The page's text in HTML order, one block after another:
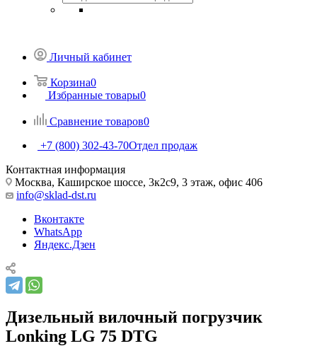
Личный кабинет
Корзина0
Избранные товары0
Сравнение товаров0
+7 (800) 302-43-70Отдел продаж
Контактная информация
Москва, Каширское шоссе, 3к2с9, 3 этаж, офис 406
info@sklad-dst.ru
Вконтакте
WhatsApp
Яндекс.Дзен
Дизельный вилочный погрузчик
Lonking LG 75 DTG